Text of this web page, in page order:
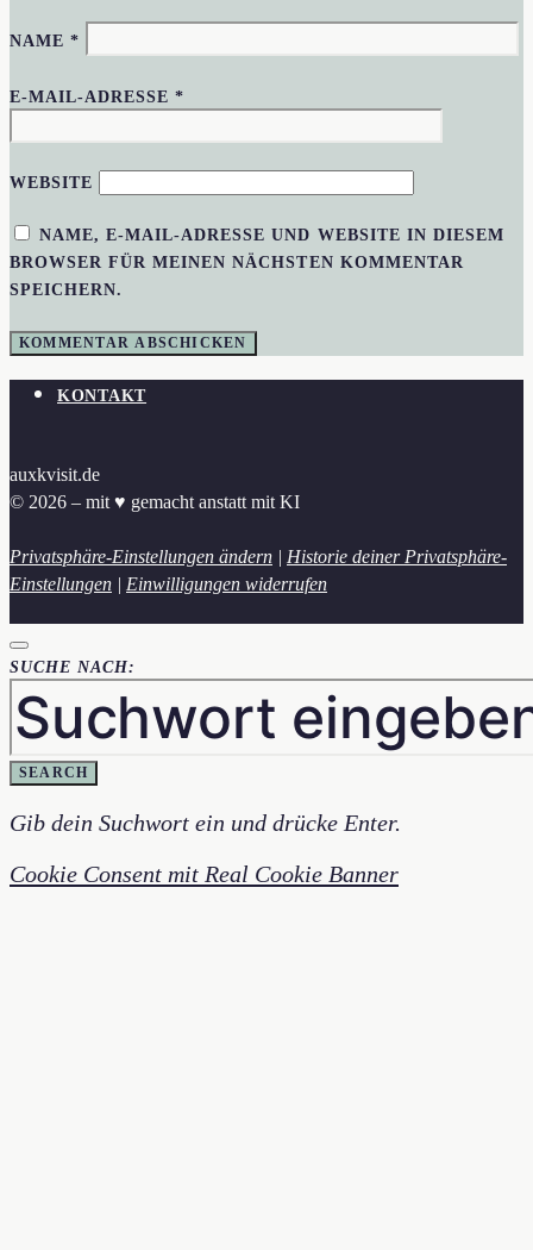
NAME*
E-MAIL-ADRESSE*
WEBSITE
NAME, E-MAIL-ADRESSE UND WEBSITE IN DIESEM
BROWSER FÜR MEINEN NÄCHSTEN KOMMENTAR
SPEICHERN.
KONTAKT
auxkvisit.de
© 2026 – mit ♥︎ gemacht anstatt mit KI
Privatsphäre-Einstellungen ändern | Historie deiner Privatsphäre-
Einstellungen | Einwilligungen widerrufen
SUCHE NACH:
SEARCH
Gib dein Suchwort ein und drücke Enter.
Cookie Consent mit Real Cookie Banner